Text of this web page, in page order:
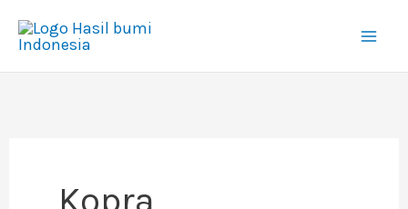
konten
Kopra